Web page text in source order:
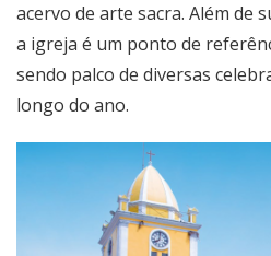
acervo de arte sacra. Além de
a igreja é um ponto de
sendo palco de diversas
longo do ano.